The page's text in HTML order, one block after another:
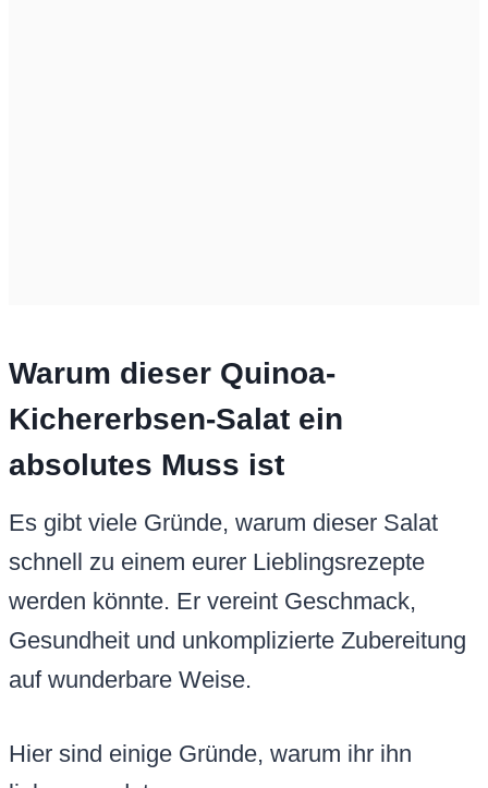
Warum dieser Quinoa-
Kichererbsen-Salat ein
absolutes Muss ist
Es gibt viele Gründe, warum dieser Salat
schnell zu einem eurer Lieblingsrezepte
werden könnte. Er vereint Geschmack,
Gesundheit und unkomplizierte Zubereitung
auf wunderbare Weise.
Hier sind einige Gründe, warum ihr ihn